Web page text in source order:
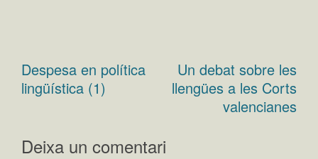
Navegació
Despesa en política
lingüística (1)
Un debat sobre les
llengües a les Corts
valencianes
Deixa un comentari